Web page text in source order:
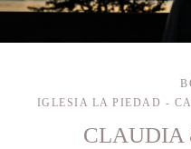
IGLESIA LA PIEDAD -
CLAUDIA